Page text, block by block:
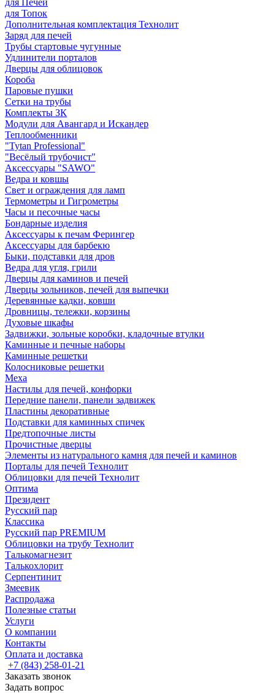
для Печей
для Топок
Дополнительная комплектация Технолит
Заряд для печей
Трубы стартовые чугунные
Удлинители порталов
Дверцы для облицовок
Короба
Паровые пушки
Сетки на трубы
Комплекты ЗК
Модули для Авангард и Искандер
Теплообменники
"Tytan Professional"
"Весёлый трубочист"
Аксессуары "SAWO"
Ведра и ковшы
Свет и ограждения для ламп
Термометры и Гигрометры
Часы и песочные часы
Бондарные изделия
Аксессуары к печам Ферингер
Аксессуары для барбекю
Быки, подставки для дров
Ведра для угля, грили
Дверцы для каминов и печей
Дверцы зольников, печей для выпечки
Деревянные кадки, ковши
Дровницы, тележки, корзины
Духовые шкафы
Задвижки, зольные коробки, кладочные втулки
Каминные и печные наборы
Каминные решетки
Колосниковые решетки
Меха
Настилы для печей, конфорки
Передние панели, панели задвижек
Пластины декоративные
Подставки для каминных спичек
Предтопочные листы
Прочистные дверцы
Элементы из натурального камня для печей и каминов
Порталы для печей Технолит
Облицовки для печей Технолит
Оптима
Президент
Русский пар
Классика
Русский пар PREMIUM
Облицовки на трубу Технолит
Талькомагнезит
Талькохлорит
Серпентинит
Змеевик
Распродажа
Полезные статьи
Услуги
О компании
Контакты
Оплата и доставка
+7 (843) 258-01-21
Заказать звонок
Задать вопрос